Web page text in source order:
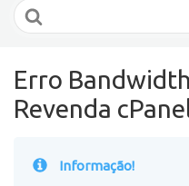
Search
For
Erro
Revenda
Informação!